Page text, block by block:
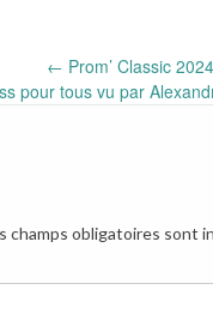
← Prom’ Classic 2024
pour tous vu par
champs obligatoires sont